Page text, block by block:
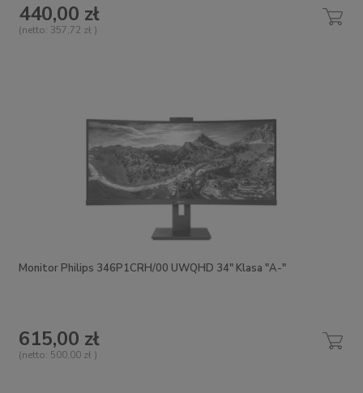
440,00 zł
(netto: 357,72 zł )
Monitor Philips 346P1CRH/00 UWQHD 34" Klasa "A-"
615,00 zł
(netto: 500,00 zł )